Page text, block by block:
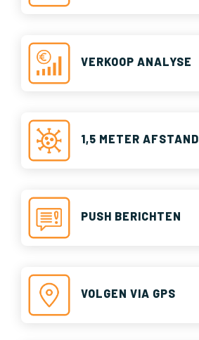
VERKOOP ANALYSE
1,5 METER AFSTAND
PUSH BERICHTEN
VOLGEN VIA GPS